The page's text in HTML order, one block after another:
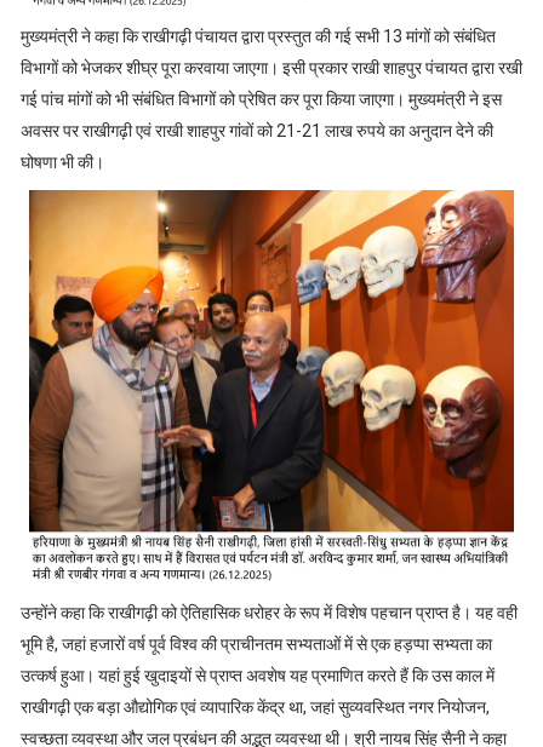
मुख्यमंत्री ने कहा कि राखीगढ़ी पंचायत द्वारा प्रस्तुत की गई सभी 13 मांगों को संबंधित
विभागों को भेजकर शीघ्र पूरा करवाया जाएगा। इसी प्रकार राखी शाहपुर पंचायत द्वारा रखी
गई पांच मांगों को भी संबंधित विभागों को प्रेषित कर पूरा किया जाएगा। मुख्यमंत्री ने इस
अवसर पर राखीगढ़ी एवं राखी शाहपुर गांवों को 21-21 लाख रुपये का अनुदान देने की
घोषणा भी की।
उन्होंने कहा कि राखीगढ़ी को ऐतिहासिक धरोहर के रूप में विशेष पहचान प्राप्त है। यह वही
भूमि है, जहां हजारों वर्ष पूर्व विश्व की प्राचीनतम सभ्यताओं में से एक हड़प्पा सभ्यता का
उत्कर्ष हुआ। यहां हुई खुदाइयों से प्राप्त अवशेष यह प्रमाणित करते हैं कि उस काल में
राखीगढ़ी एक बड़ा औद्योगिक एवं व्यापारिक केंद्र था, जहां सुव्यवस्थित नगर नियोजन,
स्वच्छता व्यवस्था और जल प्रबंधन की अद्भुत व्यवस्था थी। श्री नायब सिंह सैनी ने कहा